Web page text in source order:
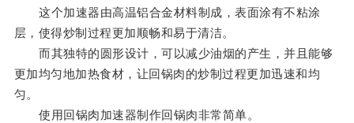
这个加速器由高温铝合金材料制成，表面涂有不粘涂
层，使得炒制过程更加顺畅和易于清洁。
而其独特的圆形设计，可以减少油烟的产生，并且能够
更加均匀地加热食材，让回锅肉的炒制过程更加迅速和均
匀。
使用回锅肉加速器制作回锅肉非常简单。